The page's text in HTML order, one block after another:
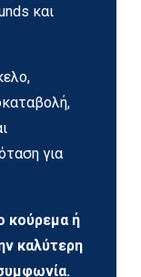
και
για
κούρεμα ή
καλύτερη